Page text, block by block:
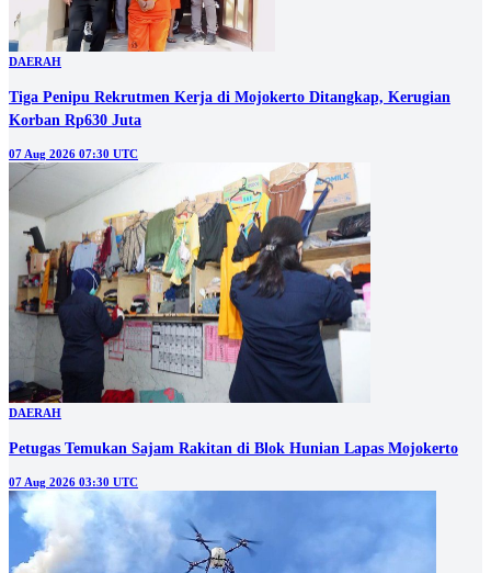
DAERAH
Tiga Penipu Rekrutmen Kerja di Mojokerto Ditangkap, Kerugian
Korban Rp630 Juta
07 Aug 2026 07:30 UTC
DAERAH
Petugas Temukan Sajam Rakitan di Blok Hunian Lapas Mojokerto
07 Aug 2026 03:30 UTC